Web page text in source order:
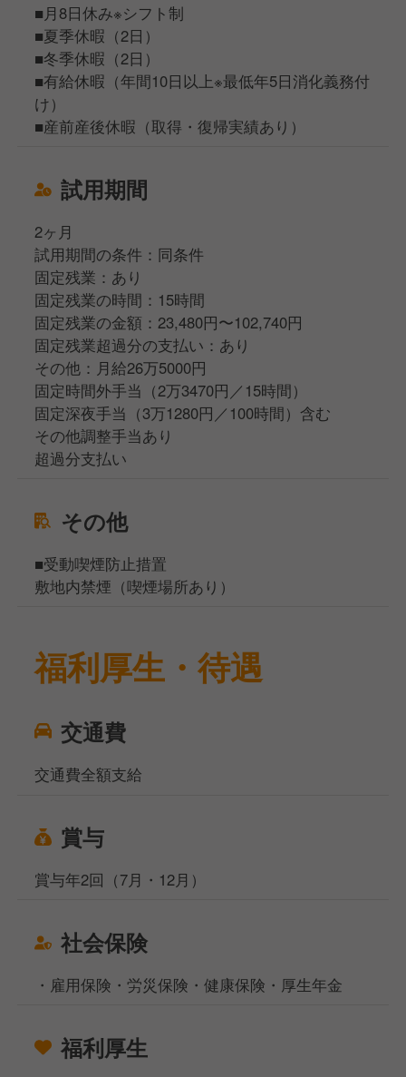
■月8日休み※シフト制
■夏季休暇（2日）
■冬季休暇（2日）
■有給休暇（年間10日以上※最低年5日消化義務付
け）
■産前産後休暇（取得・復帰実績あり）
試用期間
2ヶ月
試用期間の条件：同条件
固定残業：あり
固定残業の時間：15時間
固定残業の金額：23,480円〜102,740円
固定残業超過分の支払い：あり
その他：月給26万5000円
固定時間外手当（2万3470円／15時間）
固定深夜手当（3万1280円／100時間）含む
その他調整手当あり
超過分支払い
その他
■受動喫煙防止措置
敷地内禁煙（喫煙場所あり）
福利厚生・待遇
交通費
交通費全額支給
賞与
賞与年2回（7月・12月）
社会保険
・雇用保険・労災保険・健康保険・厚生年金
福利厚生